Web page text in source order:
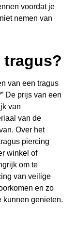
voordat je
nemen van
tragus?
van een tragus
De prijs van een
van
van de
Over het
piercing
winkel of
om te
van veilige
en zo
kunnen genieten.